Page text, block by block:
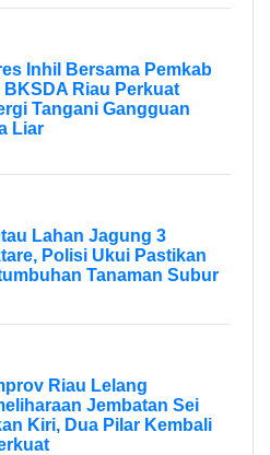
Inhil Bersama Pemkab
BKSDA Riau Perkuat
Tangani Gangguan
Liar
Lahan Jagung 3
Polisi Ukui Pastikan
Tanaman Subur
Riau Lelang
Jembatan Sei
Kiri, Dua Pilar Kembali